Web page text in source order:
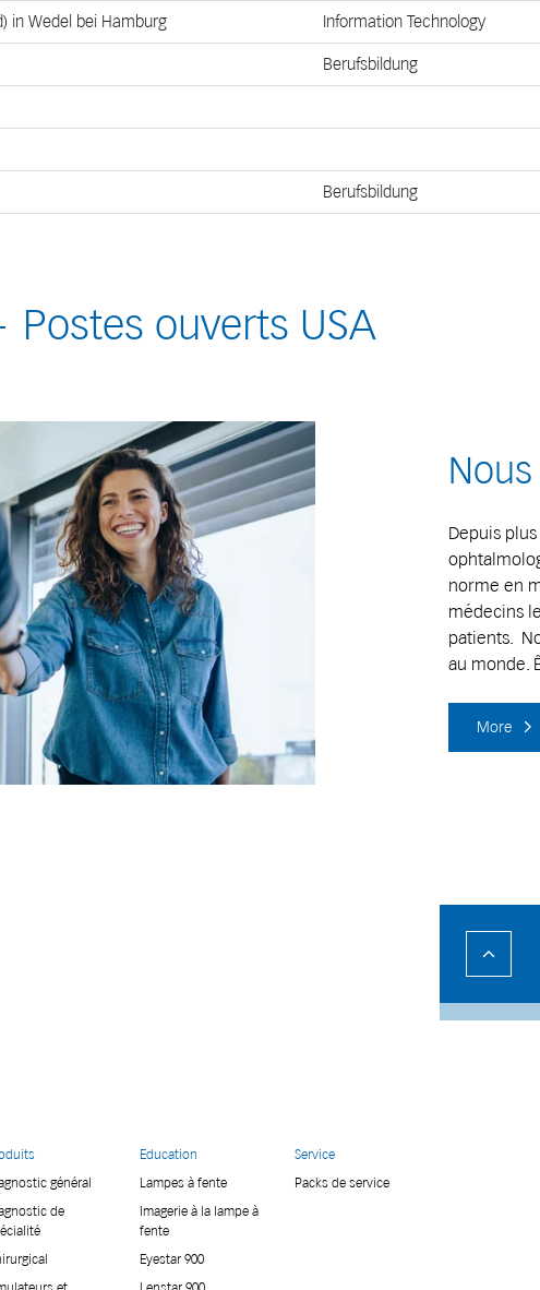
Sales & Marketing
Human Resources
Customer Service
Project Management
in Wedel bei Hamburg Information Technology
Berufsbildung
Berufsbildung
Postes ouverts USA
Depuis
norme en
médecins
patients.
au monde.
More
général
de
Education
Lampes à fente
Imagerie à la lampe à
fente
Eyestar 900
Service
Packs de service